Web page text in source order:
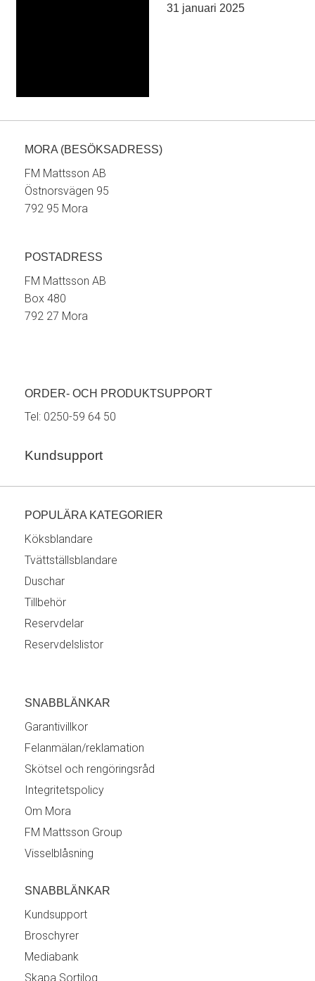
MORA (BESÖKSADRESS)
FM Mattsson AB
Östnorsvägen 95
792 95 Mora
POSTADRESS
FM Mattsson AB
Box 480
792 27 Mora
ORDER- OCH PRODUKTSUPPORT
Tel: 0250-59 64 50
Kundsupport
POPULÄRA KATEGORIER
Köksblandare
Tvättställsblandare
Duschar
Tillbehör
Reservdelar
Reservdelslistor
SNABBLÄNKAR
Garantivillkor
Felanmälan/reklamation
Skötsel och rengöringsråd
Integritetspolicy
Om Mora
FM Mattsson Group
Visselblåsning
SNABBLÄNKAR
Kundsupport
Broschyrer
Mediabank
Skapa Sortilog